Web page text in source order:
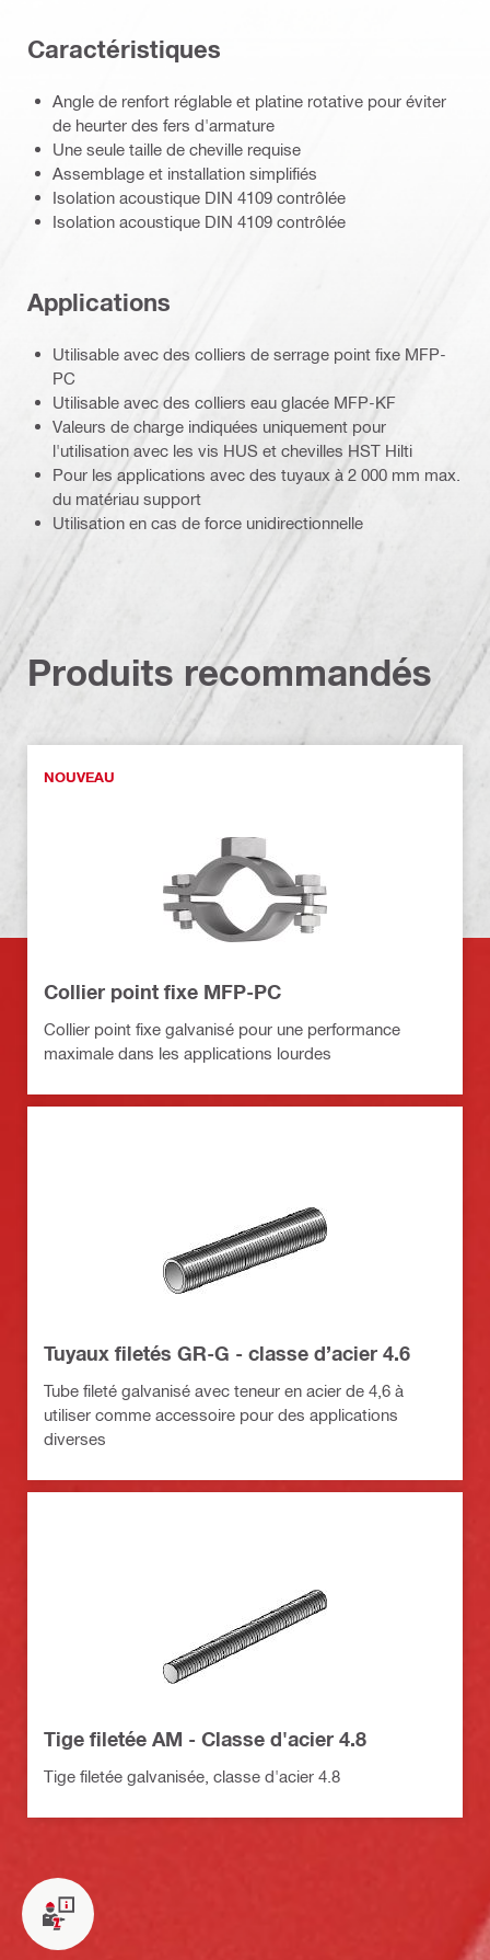
Caractéristiques
Angle de renfort réglable et platine rotative pour éviter
de heurter des fers d'armature
Une seule taille de cheville requise
Assemblage et installation simplifiés
Isolation acoustique DIN 4109 contrôlée
Isolation acoustique DIN 4109 contrôlée
Applications
Utilisable avec des colliers de serrage point fixe MFP-
PC
Utilisable avec des colliers eau glacée MFP-KF
Valeurs de charge indiquées uniquement pour
l'utilisation avec les vis HUS et chevilles HST Hilti
Pour les applications avec des tuyaux à 2 000 mm max.
du matériau support
Utilisation en cas de force unidirectionnelle
Produits recommandés
NOUVEAU
Collier point fixe MFP-PC
Collier point fixe galvanisé pour une performance
maximale dans les applications lourdes
Tuyaux filetés GR-G - classe d’acier 4.6
Tube fileté galvanisé avec teneur en acier de 4,6 à
utiliser comme accessoire pour des applications
diverses
Tige filetée AM - Classe d'acier 4.8
Tige filetée galvanisée, classe d'acier 4.8